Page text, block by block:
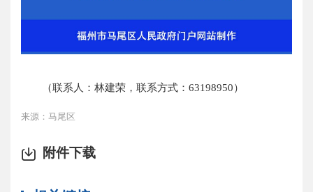
（联系人：林建荣，联系方式：63198950）
来源：马尾区
附件下载